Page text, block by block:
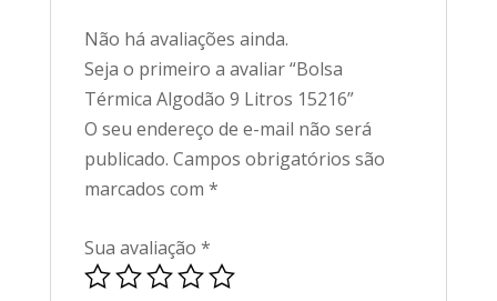
Não há avaliações ainda.
Seja o primeiro a avaliar “Bolsa
Térmica Algodão 9 Litros 15216”
O seu endereço de e-mail não será
publicado. Campos obrigatórios são
marcados com *
Sua avaliação *